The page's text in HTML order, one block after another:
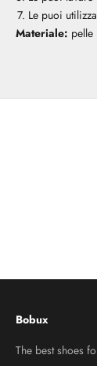
Le puoi
Materiale: pelle
Bobux
The best shoes